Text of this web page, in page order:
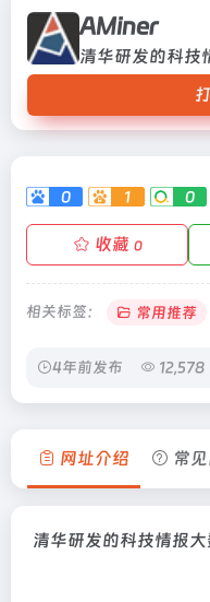
AMiner
清华研发的科技
0 1 0
收藏 0
相关标签： 常用推荐
4年前发布 12,578
网址介绍 常
清华研发的科技情报